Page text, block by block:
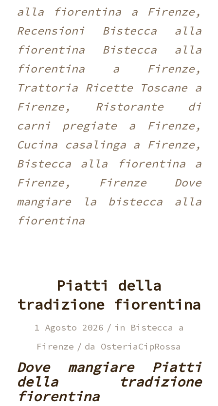
alla fiorentina a Firenze,
Recensioni Bistecca alla
fiorentina Bistecca alla
fiorentina a Firenze,
Trattoria Ricette Toscane a
Firenze, Ristorante di
carni pregiate a Firenze,
Cucina casalinga a Firenze,
Bistecca alla fiorentina a
Firenze, Firenze Dove
mangiare la bistecca alla
fiorentina
Piatti della
tradizione fiorentina
1 Agosto 2026 / in Bistecca a
Firenze / da OsteriaCipRossa
Dove mangiare Piatti
della tradizione
fiorentina